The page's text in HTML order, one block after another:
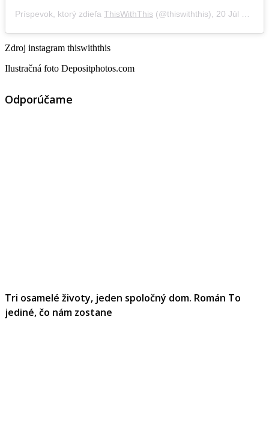
Príspevok, ktorý zdieľa ThisWithThis (@thiswiththis), 20 Júl 2018 o 12:33 PDT
Zdroj instagram thiswiththis
Ilustračná foto Depositphotos.com
Odporúčame
Tri osamelé životy, jeden spoločný dom. Román To
jediné, čo nám zostane